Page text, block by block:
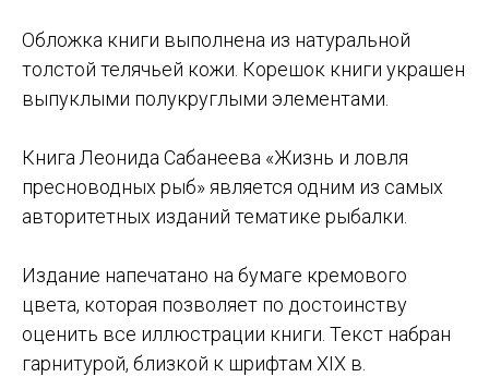
Обложка книги выполнена из натуральной
толстой телячьей кожи. Корешок книги украшен
выпуклыми полукруглыми элементами.
Книга Леонида Сабанеева «Жизнь и ловля
пресноводных рыб» является одним из самых
авторитетных изданий тематике рыбалки.
Издание напечатано на бумаге кремового
цвета, которая позволяет по достоинству
оценить все иллюстрации книги. Текст набран
гарнитурой, близкой к шрифтам XIX в.